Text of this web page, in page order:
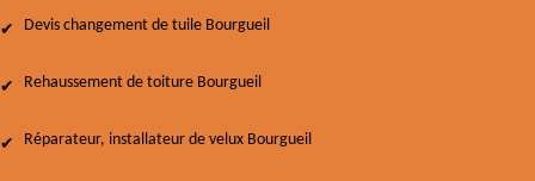
Devis changement de tuile Bourgueil
Rehaussement de toiture Bourgueil
Réparateur, installateur de velux Bourgueil